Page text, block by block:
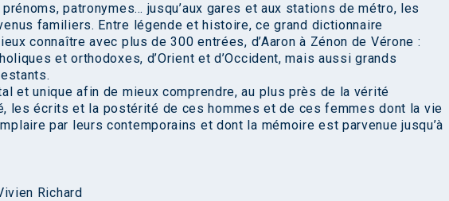
patronymes… jusqu’aux gares et aux stations de métro, les
familiers. Entre légende et histoire, ce grand dictionnaire
connaître avec plus de 300 entrées, d’Aaron à Zénon de Vérone :
et orthodoxes, d’Orient et d’Occident, mais aussi grands
et unique afin de mieux comprendre, au plus près de la vérité
les écrits et la postérité de ces hommes et de ces femmes dont la vie
par leurs contemporains et dont la mémoire est parvenue jusqu’à
Richard